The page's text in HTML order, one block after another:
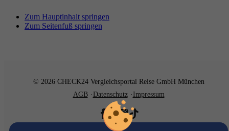
Zum Hauptinhalt springen
Zum Seitenfuß springen
© 2026 CHECK24 Vergleichsportal Reise GmbH München
AGB
Datenschutz Impressum